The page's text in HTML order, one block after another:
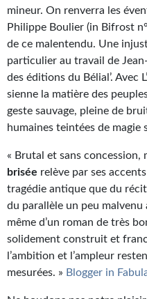
mineur. On renverra les
Philippe Boulier (in Bifrost
de ce malentendu. Une
particulier au travail de
des éditions du Bélial’. Avec
sienne la matière des
geste sauvage, pleine de
humaines teintées de magie
« Brutal et sans
brisée relève par ses
tragédie antique que du
du parallèle un peu malvenu
même d’un roman de très
solidement construit et
l’ambition et l’ampleur
mesurées. » Blogger in